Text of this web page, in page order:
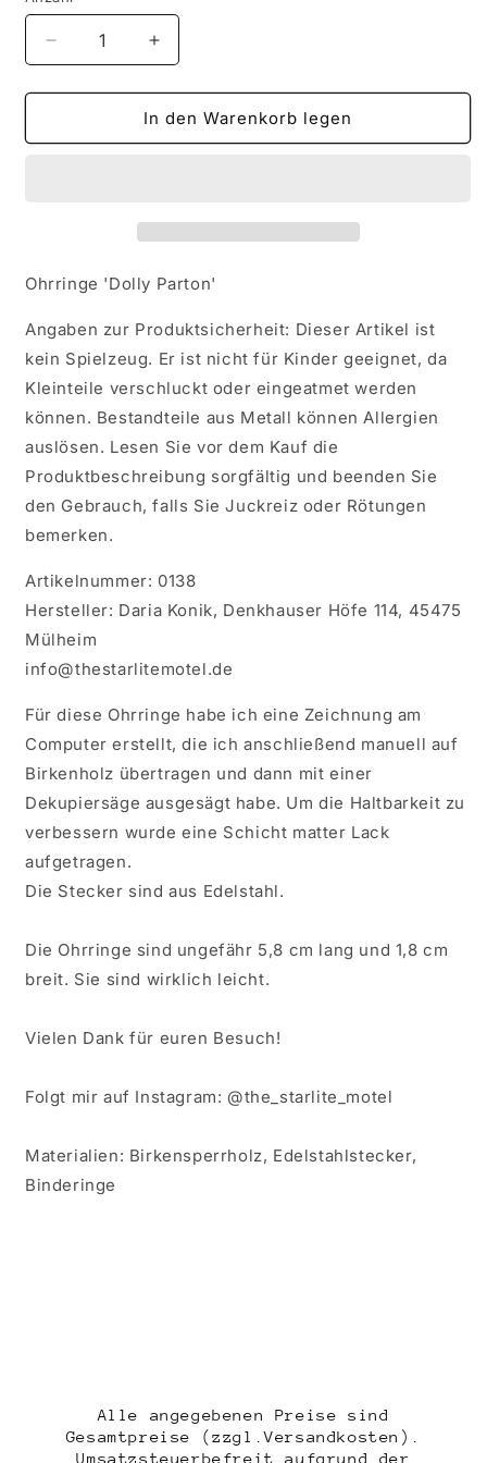
Verringere
die
Menge
Ohrringe
Erhöhe
die
Menge
für
Ohrringe
In den Warenkorb legen
Ohrringe 'Dolly Parton'
Angaben zur Produktsicherheit: Dieser Artikel ist
kein Spielzeug. Er ist nicht für Kinder geeignet, da
Kleinteile verschluckt oder eingeatmet werden
können. Bestandteile aus Metall können Allergien
auslösen. Lesen Sie vor dem Kauf die
Produktbeschreibung sorgfältig und beenden Sie
den Gebrauch, falls Sie Juckreiz oder Rötungen
bemerken.
Artikelnummer: 0138
Hersteller: Daria Konik, Denkhauser Höfe 114, 45475
Mülheim
info@thestarlitemotel.de
Für diese Ohrringe habe ich eine Zeichnung am
Computer erstellt, die ich anschließend manuell auf
Birkenholz übertragen und dann mit einer
Dekupiersäge ausgesägt habe. Um die Haltbarkeit zu
verbessern wurde eine Schicht matter Lack
aufgetragen.
Die Stecker sind aus Edelstahl.
Die Ohrringe sind ungefähr 5,8 cm lang und 1,8 cm
breit. Sie sind wirklich leicht.
Vielen Dank für euren Besuch!
Folgt mir auf Instagram: @the_starlite_motel
Materialien: Birkensperrholz, Edelstahlstecker,
Binderinge
Alle angegebenen Preise sind
Gesamtpreise (zzgl.Versandkosten).
Umsatzsteuerbefreit aufgrund der